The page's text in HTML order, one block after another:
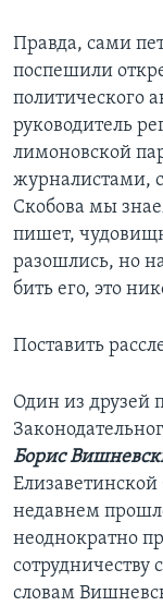
Правда, сами
поспешили
политического
руководитель
лимоновской
журналистами,
Скобова мы
пишет,
разошлись, но
бить его, это
Поставить
Один из друзей
Борис
недавнем
неоднократно
сотрудничеству
словам